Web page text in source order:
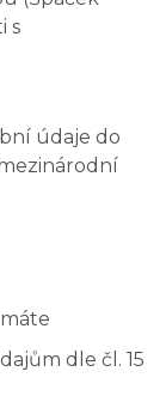
s
údaje do
dle čl. 15